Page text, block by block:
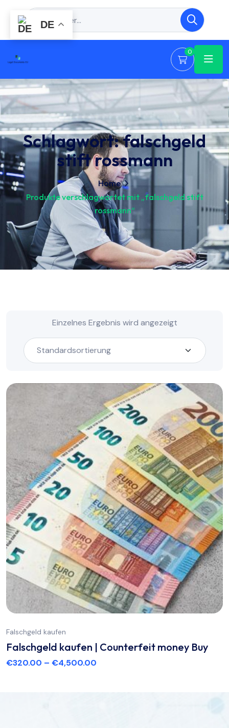
0
Schlagwort:falschgeld
stift rossmann
Home
Produkte verschlagwortet mit „falschgeld stift
rossmann“
Einzelnes Ergebnis wird angezeigt
Falschgeld kaufen
Falschgeld kaufen | Counterfeit money Buy
€320.00 – €4,500.00
DE